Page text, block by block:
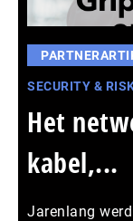
SECURITY &
Het
kabel,...
Jarenlang